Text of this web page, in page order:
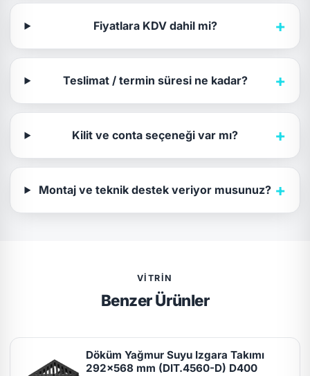
Fiyatlara KDV dahil mi? +
Teslimat / termin süresi ne kadar? +
Kilit ve conta seçeneği var mı? +
Montaj ve teknik destek veriyor musunuz? +
VITRIN
Benzer Ürünler
Döküm Yağmur Suyu Izgara Takımı
292x568 mm (DIT.4560-D) D400